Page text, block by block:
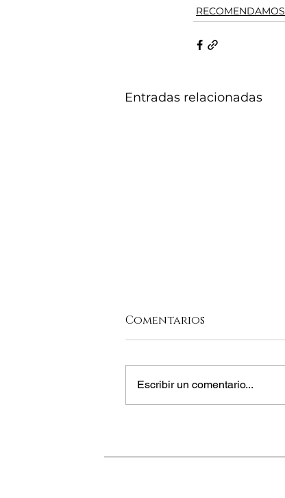
RECOMENDAMOS
Entradas relacionadas
Comentarios
Escribir un comentario...